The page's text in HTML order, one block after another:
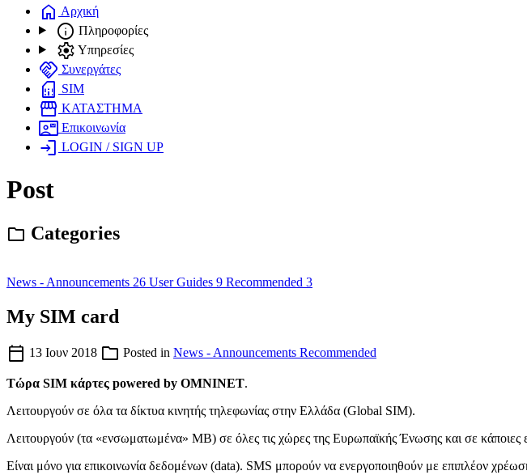
home Αρχική
info Πληροφορίες
settings Υπηρεσίες
handshake Συνεργάτες
sim_card SIM
storefront ΚΑΤΑΣΤΗΜΑ
contact_mail Επικοινωνία
login LOGIN / SIGN UP
Post
folder Categories
News - Announcements 26 User Guides 9 Recommended 3
My SIM card
calendar_today 13 Ιουν 2018 folder Posted in News - Announcements Recommended
Τώρα SIM κάρτες powered by OMNINET.
Λειτουργούν σε όλα τα δίκτυα κινητής τηλεφωνίας στην Ελλάδα (Global SIM).
Λειτουργούν (τα «ενσωματωμένα» ΜΒ) σε όλες τις χώρες της Ευρωπαϊκής Ένωσης και σε κάποιες
Είναι μόνο για επικοινωνία δεδομένων (data). SMS μπορούν να ενεργοποιηθούν με επιπλέον